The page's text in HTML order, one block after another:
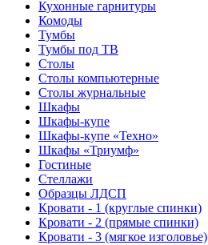
Кухонные гарнитуры
Комоды
Тумбы
Тумбы под ТВ
Столы
Столы компьютерные
Столы журнальные
Шкафы
Шкафы-купе
Шкафы-купе «Техно»
Шкафы «Триумф»
Гостиные
Стеллажи
Образцы ЛДСП
Кровати - 1 (круглые спинки)
Кровати - 2 (прямые спинки)
Кровати - 3 (мягкое изголовье)